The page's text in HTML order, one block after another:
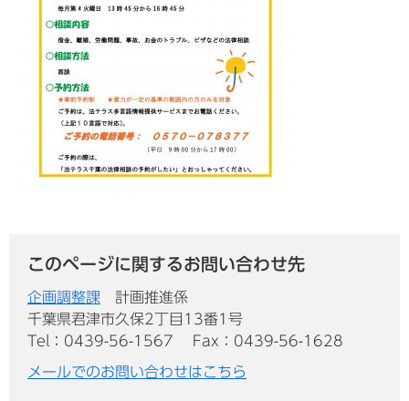
このページに関するお問い合わせ先
企画調整課
計画推進係
千葉県君津市久保2丁目13番1号
Tel：0439-56-1567
Fax：0439-56-1628
メールでのお問い合わせはこちら